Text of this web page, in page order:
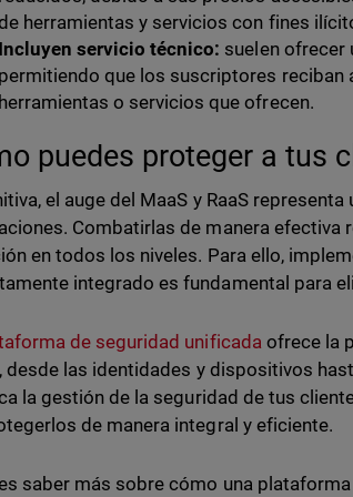
herramientas y servicios con fines
servicio técnico: suelen ofrecer
que los suscriptores reciban
o servicios que ofrecen.
puedes proteger a tus
el auge del MaaS y RaaS
Combatirlas de manera efectiva
en todos los niveles. Para ello,
integrado es fundamental para
de seguridad unificadaofrece la
las identidades y dispositivos
la gestión de la seguridad de tus
de manera integral y eficiente.
saber más sobre cómo una